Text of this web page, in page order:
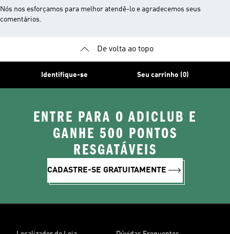
Nós nos esforçamos para melhor atendê-lo e agradecemos seus
comentários.
De volta ao topo
Identifique-se Seu carrinho (0)
ENTRE PARA O ADICLUB E
GANHE 500 PONTOS
RESGATÁVEIS
CADASTRE-SE GRATUITAMENTE